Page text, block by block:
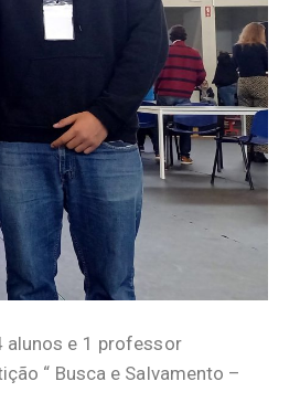
alunos e 1 professor
“ Busca e Salvamento –